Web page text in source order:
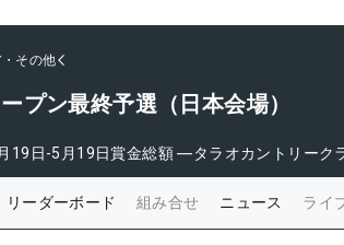
その他
プン最終予選（日本会場）
19日-5月19日賞金総額 ―タラオカントリーク
リーダーボード 組み合せ ニュース ライ